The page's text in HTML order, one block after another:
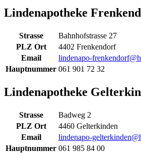
Lindenapotheke
Strasse
Bahnhofstrasse 27
PLZ Ort
4402 Frenkendorf
Email
lindenapo-
Hauptnummer 061 901 72 32
Lindenapotheke
Strasse
Badweg 2
PLZ Ort
4460 Gelterkinden
Email
lindenapo-
Hauptnummer 061 985 84 00